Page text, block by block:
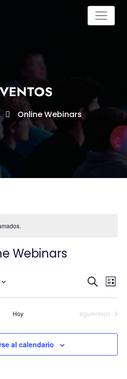
Online Webinars
Webinars
de
Buscar
Lista
Hoy Eventos
siguiente(s)
al calendario